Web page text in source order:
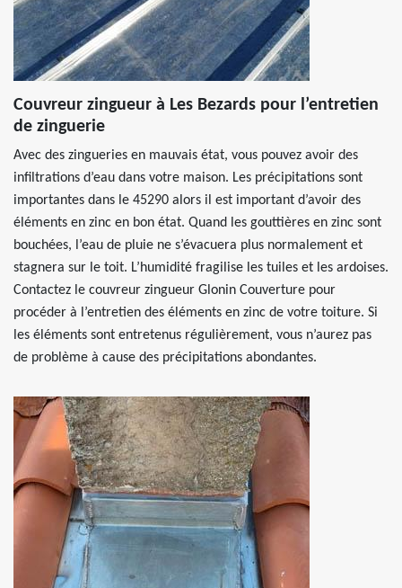
Couvreur zingueur à Les Bezards pour l’entretien
de zinguerie
Avec des zingueries en mauvais état, vous pouvez avoir des
infiltrations d’eau dans votre maison. Les précipitations sont
importantes dans le 45290 alors il est important d’avoir des
éléments en zinc en bon état. Quand les gouttières en zinc sont
bouchées, l’eau de pluie ne s’évacuera plus normalement et
stagnera sur le toit. L’humidité fragilise les tuiles et les ardoises.
Contactez le couvreur zingueur Glonin Couverture pour
procéder à l’entretien des éléments en zinc de votre toiture. Si
les éléments sont entretenus régulièrement, vous n’aurez pas
de problème à cause des précipitations abondantes.